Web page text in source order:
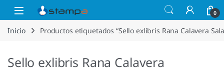
Saltar a la navegación
Saltar al contenido
Open 0
Inicio Productos etiquetados “Sello exlibris Rana Calavera
Sello exlibris Rana Calavera